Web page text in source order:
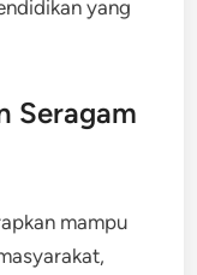
yang
Seragam
mampu